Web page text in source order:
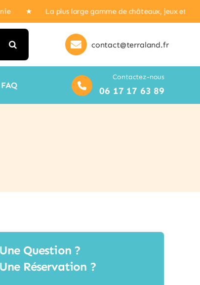
plus large gamme de châteaux, jeux et
contact@terraland.fr
FAQ
Contactez-nous
06 17 17 63 89
Une Question ?
Une Réservation ?